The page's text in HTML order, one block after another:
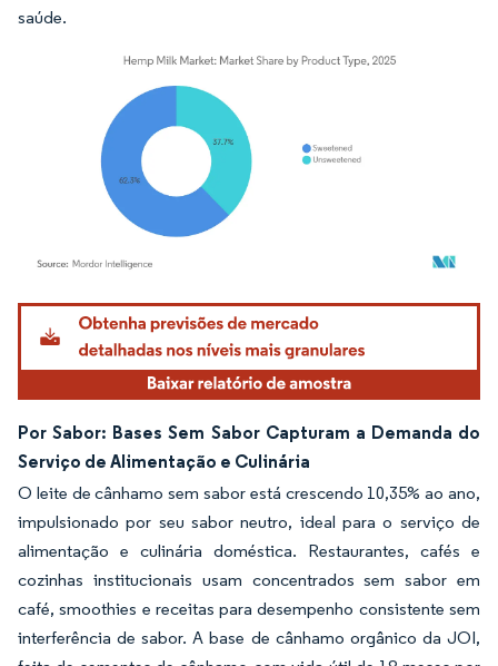
saúde.
Imagem © Mordor Intelligence. O reuso requer atribuição conforme CC BY 4.0.
Por Sabor: Bases Sem Sabor Capturam a Demanda do
Serviço de Alimentação e Culinária
O leite de cânhamo sem sabor está crescendo 10,35% ao ano,
impulsionado por seu sabor neutro, ideal para o serviço de
alimentação e culinária doméstica. Restaurantes, cafés e
cozinhas institucionais usam concentrados sem sabor em
café, smoothies e receitas para desempenho consistente sem
interferência de sabor. A base de cânhamo orgânico da JOI,